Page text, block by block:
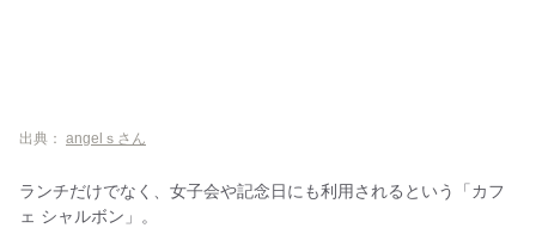
出典： angelｓさん
ランチだけでなく、女子会や記念日にも利用されるという「カフ
ェ シャルボン」。